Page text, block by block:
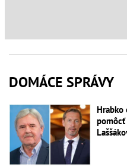
DOMÁCE SPRÁVY
Hrabko
pomôcť